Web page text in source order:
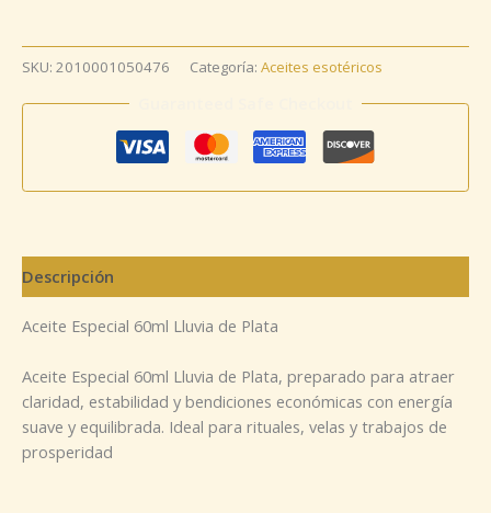
SKU: 2010001050476 Categoría: Aceites esotéricos
Descripción
Aceite Especial 60ml Lluvia de Plata
Aceite Especial 60ml Lluvia de Plata, preparado para atraer
claridad, estabilidad y bendiciones económicas con energía
suave y equilibrada. Ideal para rituales, velas y trabajos de
prosperidad